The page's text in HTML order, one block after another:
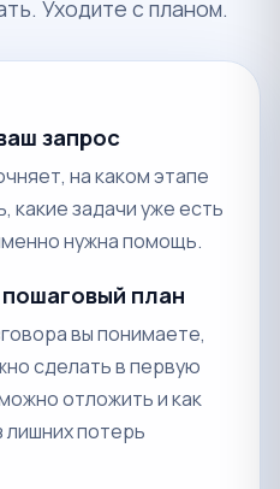
Уходите с планом.
запрос
на каком этапе
какие задачи уже есть
нужна помощь.
план
вы понимаете,
сделать в первую
отложить и как
лишних потерь